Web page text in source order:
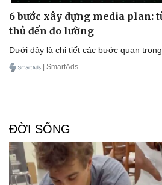
Doanh nhân
Vì cộng đồng
6 bước xây dựng media plan:
thủ đến đo lường
Dưới đây là chi tiết các bước quan
| SmartAds
ĐỜI SỐNG